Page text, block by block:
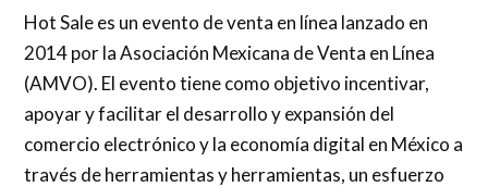
Hot Sale es un evento de venta en línea lanzado en
2014 por la Asociación Mexicana de Venta en Línea
(AMVO). El evento tiene como objetivo incentivar,
apoyar y facilitar el desarrollo y expansión del
comercio electrónico y la economía digital en México a
través de herramientas y herramientas, un esfuerzo